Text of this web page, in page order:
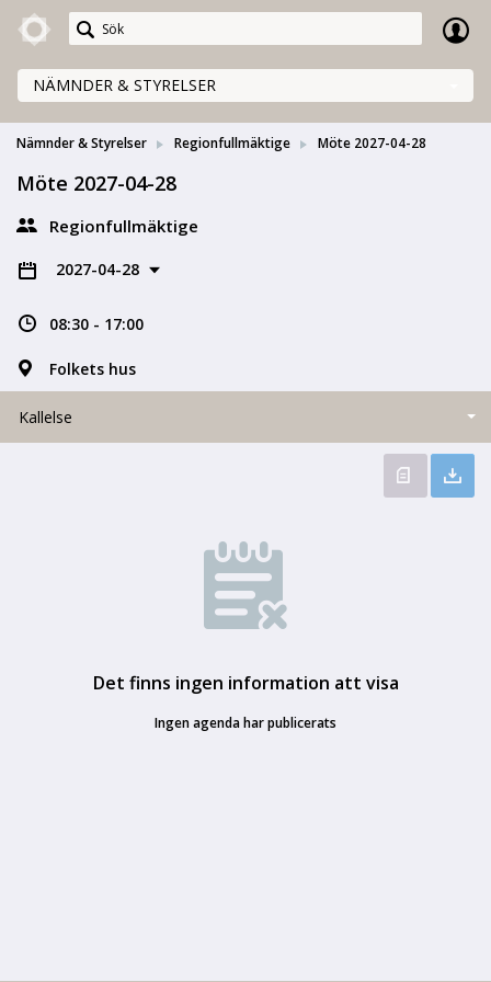
Meetings+
NÄMNDER & STYRELSER
Nämnder & Styrelser Regionfullmäktige Möte 2027-04-28
Möte 2027-04-28
Regionfullmäktige
2027-04-28
08:30 - 17:00
Folkets hus
Kallelse
Det finns ingen information att visa
Ingen agenda har publicerats